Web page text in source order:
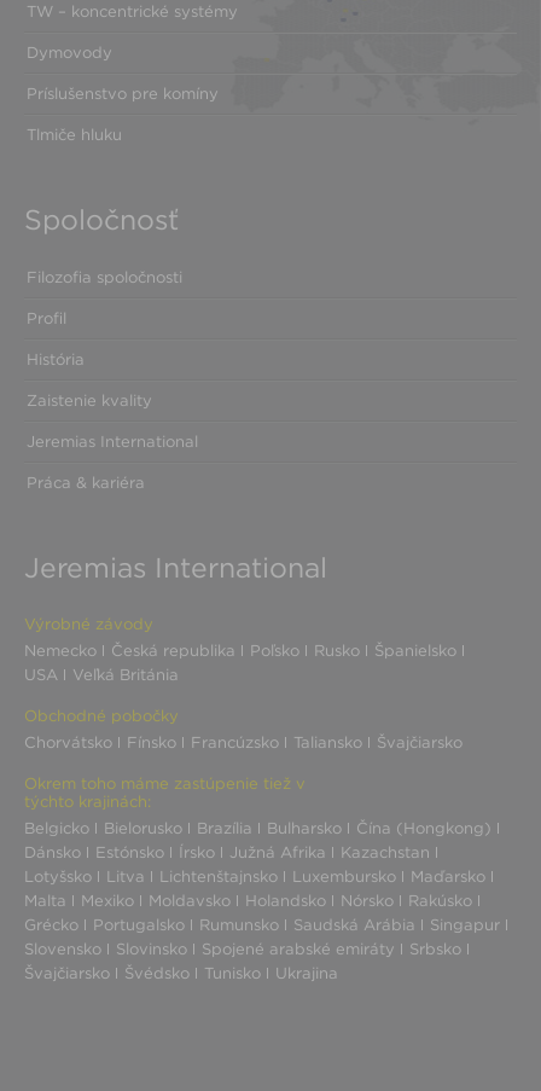
TW – koncentrické systémy
Dymovody
Príslušenstvo pre komíny
Tlmiče hluku
Spoločnosť
Filozofia spoločnosti
Profil
História
Zaistenie kvality
Jeremias International
Práca & kariéra
Jeremias International
Výrobné závody
Nemecko
Česká republika Poľsko Rusko
Španielsko
USA
Veľká Británia
Obchodné pobočky
Chorvátsko
Fínsko Francúzsko Taliansko Švajčiarsko
Okrem toho máme zastúpenie tiež v
týchto krajinách:
Belgicko
Bielorusko Brazília Bulharsko
Čína (Hongkong)
Dánsko
Estónsko Írsko Južná Afrika
Kazachstan
Lotyšsko
Litva Lichtenštajnsko Luxembursko
Maďarsko
Malta
Mexiko Moldavsko Holandsko Nórsko
Rakúsko
Grécko
Portugalsko Rumunsko Saudská Arábia
Singapur
Slovensko
Slovinsko Spojené arabské emiráty
Srbsko
Švajčiarsko
Švédsko Tunisko Ukrajina